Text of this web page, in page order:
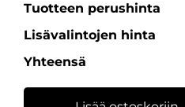
Tuotteen perushinta
Lisävalintojen hinta
Yhteensä